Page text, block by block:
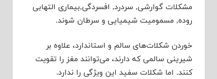
مشکلات گوارشی, سردرد, افسردگی,بیماری التهابی
روده, مسمومیت شیمیایی و سرطان شوند.
خوردن شکلات‌های سالم و استاندارد، علاوه بر
شیرینی سالمی که دارند، می‌توانند مغز را تقویت
کنند. اما شکلات سفید این ویژگی را ندارد.